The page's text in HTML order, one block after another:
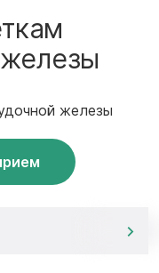
железы